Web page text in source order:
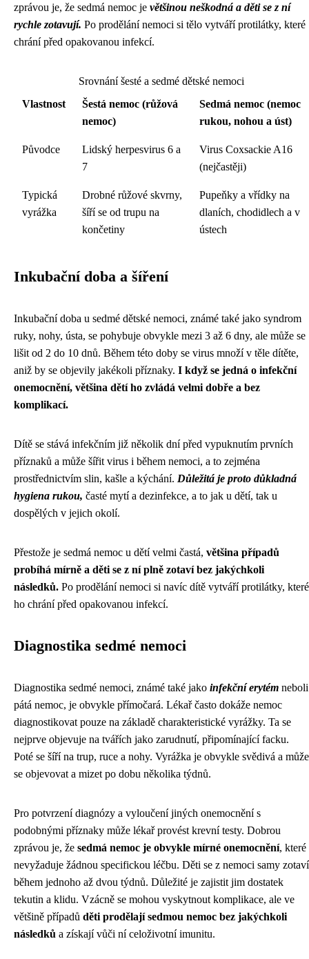
zprávou je, že sedmá nemoc je většinou neškodná a děti se z ní
rychle zotavují. Po prodělání nemoci si tělo vytváří protilátky, které
chrání před opakovanou infekcí.
Srovnání šesté a sedmé dětské nemoci
Vlastnost
Šestá nemoc (růžová
nemoc)
Sedmá nemoc (nemoc
rukou, nohou a úst)
Původce
Lidský herpesvirus 6 a
7
Virus Coxsackie A16
(nejčastěji)
Typická
vyrážka
Drobné růžové skvrny,
šíří se od trupu na
končetiny
Pupeňky a vřídky na
dlaních, chodidlech a v
ústech
Inkubační doba a šíření
Inkubační doba u sedmé dětské nemoci, známé také jako syndrom
ruky, nohy, ústa, se pohybuje obvykle mezi 3 až 6 dny, ale může se
lišit od 2 do 10 dnů. Během této doby se virus množí v těle dítěte,
aniž by se objevily jakékoli příznaky. I když se jedná o infekční
onemocnění, většina dětí ho zvládá velmi dobře a bez
komplikací.
Dítě se stává infekčním již několik dní před vypuknutím prvních
příznaků a může šířit virus i během nemoci, a to zejména
prostřednictvím slin, kašle a kýchání. Důležitá je proto důkladná
hygiena rukou, časté mytí a dezinfekce, a to jak u dětí, tak u
dospělých v jejich okolí.
Přestože je sedmá nemoc u dětí velmi častá, většina případů
probíhá mírně a děti se z ní plně zotaví bez jakýchkoli
následků. Po prodělání nemoci si navíc dítě vytváří protilátky, které
ho chrání před opakovanou infekcí.
Diagnostika sedmé nemoci
Diagnostika sedmé nemoci, známé také jako infekční erytém neboli
pátá nemoc, je obvykle přímočará. Lékař často dokáže nemoc
diagnostikovat pouze na základě charakteristické vyrážky. Ta se
nejprve objevuje na tvářích jako zarudnutí, připomínající facku.
Poté se šíří na trup, ruce a nohy. Vyrážka je obvykle svědivá a může
se objevovat a mizet po dobu několika týdnů.
Pro potvrzení diagnózy a vyloučení jiných onemocnění s
podobnými příznaky může lékař provést krevní testy. Dobrou
zprávou je, že sedmá nemoc je obvykle mírné onemocnění, které
nevyžaduje žádnou specifickou léčbu. Děti se z nemoci samy zotaví
během jednoho až dvou týdnů. Důležité je zajistit jim dostatek
tekutin a klidu. Vzácně se mohou vyskytnout komplikace, ale ve
většině případů děti prodělají sedmou nemoc bez jakýchkoli
následků a získají vůči ní celoživotní imunitu.